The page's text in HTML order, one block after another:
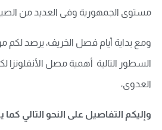
مستوى الجمهورية وفى العديد من
ومع بداية أيام فصل الخريف، يرصد لكم
السطور التالية أهمية مصل الأنفلونزا
العدوى،
وإليكم التفاصيل على النحو التالي كما